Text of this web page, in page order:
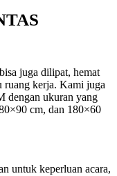
juga dilipat, hemat
ruang kerja. Kami juga
dengan ukuran yang
cm, dan 180×60
untuk keperluan acara,